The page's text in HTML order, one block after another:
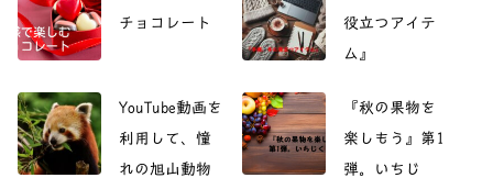
チョコレート
役立つアイテ
ム』
YouTube動画を
利用して、憧
れの旭山動物
『秋の果物を
楽しもう』第1
弾。いちじ